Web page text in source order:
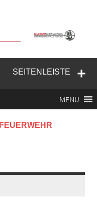
Feuerwehr
SEITENLEISTE
MENU
FEUERWEHR